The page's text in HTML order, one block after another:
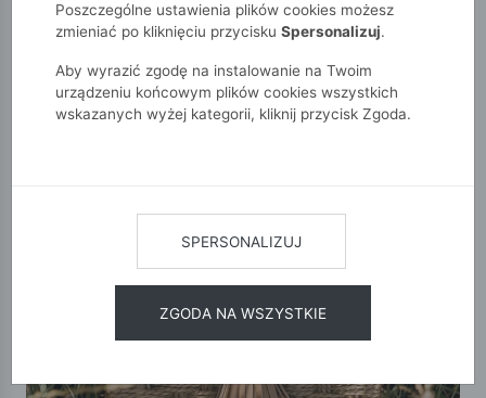
Poszczególne ustawienia plików cookies możesz
zmieniać po kliknięciu przycisku Spersonalizuj.
Aby wyrazić zgodę na instalowanie na Twoim
urządzeniu końcowym plików cookies wszystkich
wskazanych wyżej kategorii, kliknij przycisk Zgoda.
SPERSONALIZUJ
ZGODA NA WSZYSTKIE